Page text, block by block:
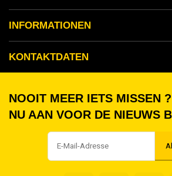
INFORMATIONEN
KONTAKTDATEN
NOOIT MEER IETS MISSEN
NU AAN VOOR DE NIEUWS